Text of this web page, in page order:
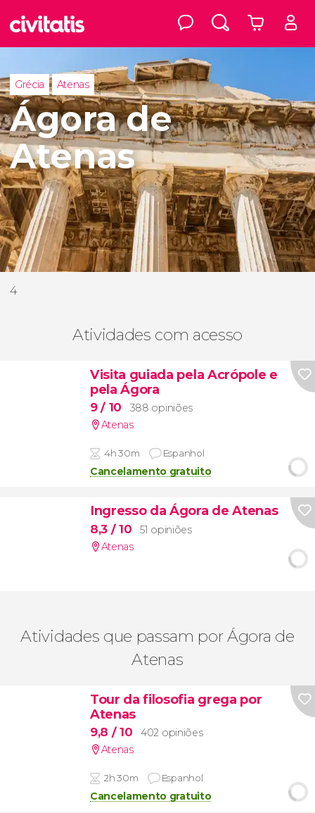
Grécia Atenas
Ágora de
Atenas
4
Atividades com acesso
Visita guiada pela Acrópole e
pela Ágora
9/ 10
388 opiniões
Atenas
4h 30m Espanhol
Cancelamento gratuito
Ingresso da Ágora de Atenas
8,3 / 10
51 opiniões
Atenas
Atividades que passam por Ágora de
Atenas
Tour da filosofia grega por
Atenas
9,8 / 10
402 opiniões
Atenas
2h 30m Espanhol
Cancelamento gratuito